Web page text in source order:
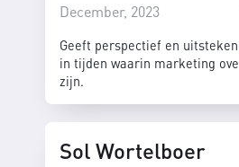
December, 2023
Geeft perspectief en
in tijden waarin marketing
zijn.
Sol Wortelboer